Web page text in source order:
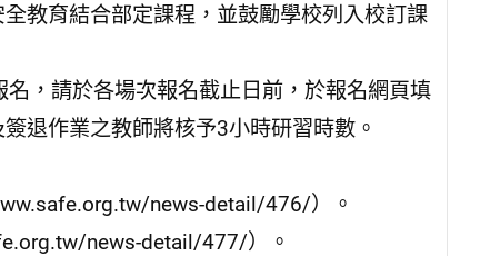
教育結合部定課程，並鼓勵學校列入校訂課
，請於各場次報名截止日前，於報名網頁填
退作業之教師將核予3小時研習時數。
news-detail/476/）。
news-detail/477/）。